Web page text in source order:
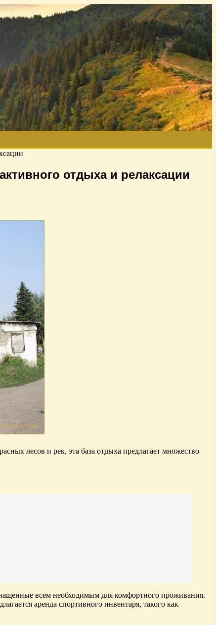
отдыха и релаксации
лесов и рек, эта база отдыха предлагает множество
всем необходимым для комфортного проживания.
аренда спортивного инвентаря, такого как